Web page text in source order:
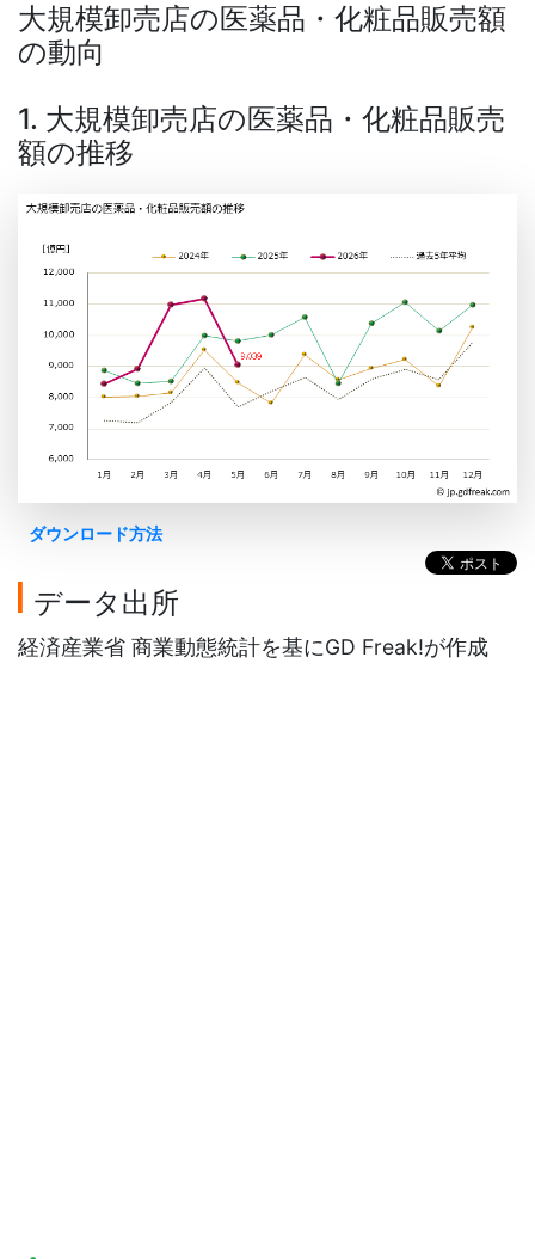
大規模卸売店の医薬品・化粧品販売額
の動向
1. 大規模卸売店の医薬品・化粧品販売
額の推移
ダウンロード方法
データ出所
経済産業省 商業動態統計を基にGD Freak!が作成